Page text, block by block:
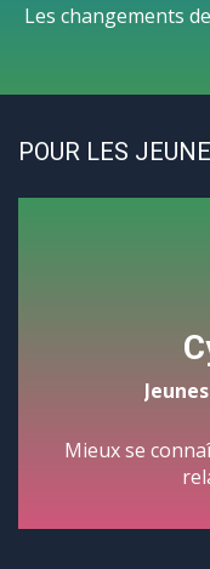
Les changements
POUR LES
Mieux se